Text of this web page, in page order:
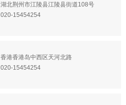
湖北荆州市江陵县江陵县街道108号
020-15454254
香港香港岛中西区天河北路
020-15454254